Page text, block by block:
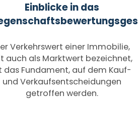
Einblicke in das
Verkehrswert einer Immobilie,
auch als Marktwert bezeichnet,
das Fundament, auf dem Kauf-
und Verkaufsentscheidungen
getroffen werden.